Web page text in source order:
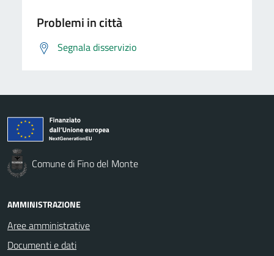
Problemi in città
Segnala disservizio
Comune di Fino del Monte
AMMINISTRAZIONE
Aree amministrative
Documenti e dati